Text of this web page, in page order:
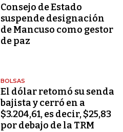
Consejo de Estado
suspende designación
de Mancuso como gestor
de paz
BOLSAS
El dólar retomó su senda
bajista y cerró en a
$3.204,61, es decir, $25,83
por debajo de la TRM